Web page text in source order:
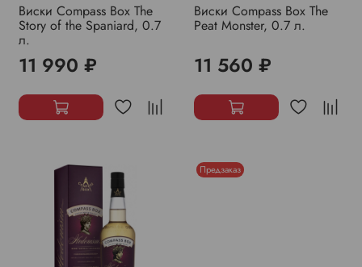
Виски Compass Box The
Story of the Spaniard, 0.7
л.
11 990 ₽
Виски Compass Box The
Peat Monster, 0.7 л.
11 560 ₽
Предзаказ